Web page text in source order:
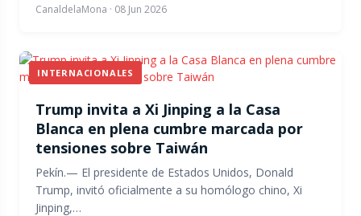
CanaldelaMona · 08 Jun 2026
INTERNACIONALES
Trump invita a Xi Jinping a la Casa
Blanca en plena cumbre marcada por
tensiones sobre Taiwán
Pekín.— El presidente de Estados Unidos, Donald
Trump, invitó oficialmente a su homólogo chino, Xi
Jinping,…